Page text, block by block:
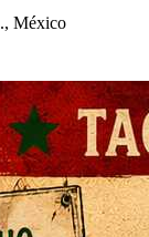
., México